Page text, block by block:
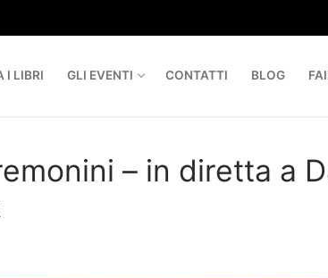
I LIBRI GLI EVENTI CONTATTI BLOG
– in diretta a